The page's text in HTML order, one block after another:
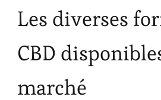
Les diverses
CBD
marché